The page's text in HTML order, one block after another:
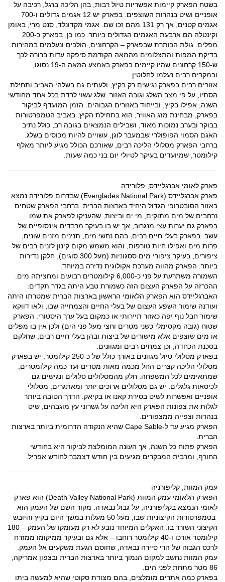
בשטח הפארק קיימות אפשריות טיול רבות, בהן הליכה ברגל, רכיבה על
אופניים ושיט בנהרות השוצפים. בפארק יש 12 אגמים גדולים ו-700
אגמים קטנים, אך רק 131 מהם זכו שם. אגמי מקדונלד, סנט מרי, באומן
וקינטלה הם ארבעת האגמים הגדולים ביותר. כמו כן, בפארק כ-200
מפלים. גולת הכותרת שבפארק – הקרחונים, הולכים ונעלמים במהירות.
בדיקת המפות והתצלומים מהמאה הקודמת סיפקה עדות ברורה לכך
ש-150 קרחונים שהיו קיימים בפארק באמצע המאה ה-19 נסוגו,
ובמקרים רבים נעלמו לחלוטין.
אזורים רבים בפארק נגישים רק בקיץ, ולעתים גם בשלהי האביב ותחילת
הסתיו, על פי מצב השלג וגובה האזור. שלג עשוי לרדת בכל אחד מחודשי
השנה, אפילו בקיץ, ובייחוד באזורים הגבוהים. הזמן המועדף לביקור
בפארק, מבחינת מזג האוויר, הוא בתחילת הקיץ. באביב הטמפרטורות
בבוקר ובערב נמוכות מאוד, ושבילים הנמצאים בגובה רב, כולל נתיב
האגם הסמוי הפופולרי שבמעבר לוגן, עשויים להיות מכוסים בשלג.
ברחבי הפארק מסלולי הליכה רבים, שאורכם הכולל מגיע ליותר מאלף
קילומטר, שמיועדים בעיקר לטיולי יום בני כמה שעות.
פארק לאומי אברגליידס, פלורידה
פארק אברגליידס (Everglades National Park) שבדרום פלורידה נמצא
באזור הסובטרופי הגדול היחיד בארצות הברית. ברחבי הפארק שטחים
נרחבים של מים מתוקים, מי ים וביצות, שהעניקו לפארק את שמו.
בפארק גם יערות עצי מנגרוב, אך יש בו בעיקר מרבדים אינסופיים של
עשב. בפארק בעלי חיים רבים, בהם נחשי מים, תנינים מזנים שונים,
פרות מים ואפילו חיות טורפות, והוא משמש מקום קינון לזנים רבים של
ציפורים, בעיקר ציפורי מים ססגוניות (מעל 300 סוגים), חלקן נדירות
ביותר. הפארק מהווה מערכת אקולוגית נדירה במיוחד.
השמורה משתרעת על פני כ-6,000 קילומטרים רבועים ומחציתה מים.
ההכרזה על הפארק העצום הזה כשמורת טבע היתה בגדר תקדים:
האברגליידס הוא הפארק הלאומי הראשון בארצות הברית שמטרתו היתה
ועודנה שימור השפע העצום של בעלי החיים והצמחייה שבו, ולאו דווקא
שימור חבל נוף יפה כאזור תיירותי או כמקום בעל ערך היסטורי. הפארק
שטוח (גובה מקסימלי כשני מטרים וחצי מעל פני הים) ולכן אין בו מפלים
או מים שוצפים אלא מישורים של ביצות ובהן בעלי חיים רבים, שחלקם
בסכנת הכחדה, וכן צמחים רבים ומגוונים.
בפארק מסלולי טיול מגוונים באורך כולל של כ-250 קילומטר. יש בפארק
מסלולי הליכה קצרים החל מכמה מאות מטרים ועד כמה קילומטרים,
שמתאימים לכל המשפחה. חלק מהמסלולים סלולים ונגישים גם
לכיסאות גלגלים. יש גם מסלולים ארוכים יותר ומאתגרים, מסלולי
אופניים ואפשרות לשיט בסירת קאנו או בקיאק. הדרך הטובה ביותר
לגלות את צפונות הפארק היא הליכה על גשרוני עץ מוגבהים, שיט
בנהרות וצפייה ממצפורים.
הפארק מגיע עד ל-Cape Sable שהיא הנקודה הדרומית ביותר בארצות
הברית.
הפארק פתוח כל השנה, אך העונה המומלצת לביקור היא בחודשי
החורף, ומרבית המבקרים מגיעים בין חודש דצמבר לחודש אפריל.
עמק המוות, קליפורניה
הפארק הלאומי עמק המוות (Death Valley National Park) הוא פארק
לאומי הנמצא בקליפורניה, על גבול נבאדה. מקור השם של העמק הוא
בטמפרטורות הקיצוניות שבו, מעל 50 מעלות במשך היום בקיץ והיובש
הקיצוני השורר בו. האקלים המיוחד נובע לא רק מעומקו של העמק – 180
קילומטר אורכו ו-40 קילומטר רוחבו – אלא גם ובעיקר ממיקומו ממזרח
לרכס הגבוה של הרי סיירה נבאדה, שחוסם הגעת משקעים אל העמק.
עמק המוות נחשב למקום הנמוך ביותר בארצות הברית ובצפון אמריקה,
86 מטר מתחת לפני הים.
בפארק כמה אתרים מומלצים, בהם מצודת סקוטי שהיא למעשה ביתו